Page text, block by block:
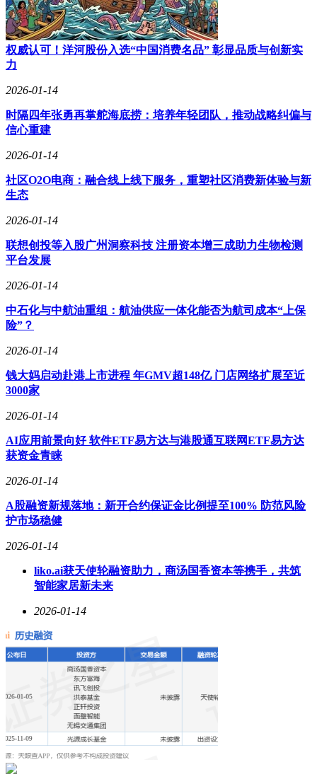
权威认可！洋河股份入选“中国消费名品” 彰显品质与创新实
力
2026-01-14
时隔四年张勇再掌舵海底捞：培养年轻团队，推动战略纠偏与
信心重建
2026-01-14
社区O2O电商：融合线上线下服务，重塑社区消费新体验与新
生态
2026-01-14
联想创投等入股广州洞察科技 注册资本增三成助力生物检测
平台发展
2026-01-14
中石化与中航油重组：航油供应一体化能否为航司成本“上保
险”？
2026-01-14
钱大妈启动赴港上市进程 年GMV超148亿 门店网络扩展至近
3000家
2026-01-14
AI应用前景向好 软件ETF易方达与港股通互联网ETF易方达
获资金青睐
2026-01-14
A股融资新规落地：新开合约保证金比例提至100% 防范风险
护市场稳健
2026-01-14
liko.ai获天使轮融资助力，商汤国香资本等携手，共筑
智能家居新未来
2026-01-14